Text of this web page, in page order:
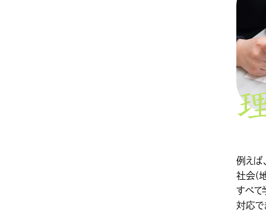
例えば
社会(
すべて
対応で